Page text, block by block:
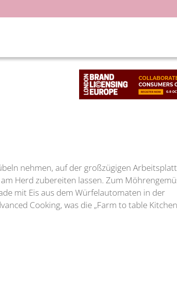
nehmen, auf der großzügigen
Herd zubereiten lassen. Zum
mit Eis aus dem Würfelautomaten in der
Cooking, was die „Farm to table